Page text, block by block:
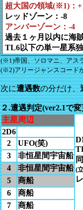
超大国の領域(※1)：
レッドゾーン：-8
アンバーゾーン：-4
過去１ヶ月以内に海
TL6以下の単一星系
(※1)帝国、ソロマニ、アス
(※2)アリージャンスコード
次に遭遇数の分だけ、
２.遭遇判定(ver2.1で
主星周辺
(
2D6
2
UFO(笑)
3
非恒星間宇宙船
4
非恒星間宇宙船
5
商船
6
商船
7
商船